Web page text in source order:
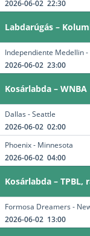
2026-06-02 22:30
Labdarúgás –
Independiente Medellin
2026-06-02 23:00
Kosárlabda – WNBA
Dallas - Seattle
2026-06-02 02:00
Phoenix - Minnesota
2026-06-02 04:00
Kosárlabda – TPBL,
Formosa Dreamers -
2026-06-02 13:00